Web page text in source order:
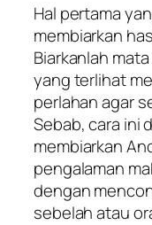
Hal pertama
membiarkan
Biarkanlah
yang terlihat
perlahan agar
Sebab, cara ini
membiarkan
pengalaman
dengan
sebelah atau